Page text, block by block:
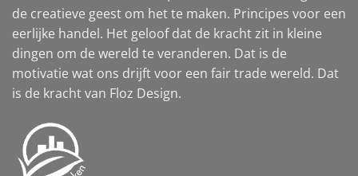
de creatieve geest om het te maken. Principes voor een
eerlijke handel. Het geloof dat de kracht zit in kleine
dingen om de wereld te veranderen. Dat is de
motivatie wat ons drijft voor een fair trade wereld. Dat
is de kracht van Floz Design.